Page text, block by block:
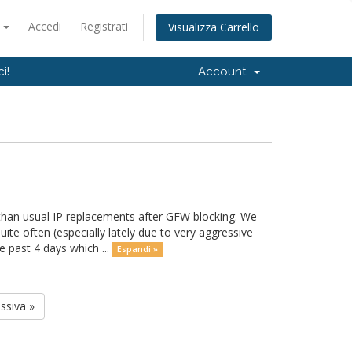
Accedi Registrati Visualizza Carrello
Account
usual IP replacements after GFW blocking. We
often (especially lately due to very aggressive
past 4 days which ...
Espandi »
»